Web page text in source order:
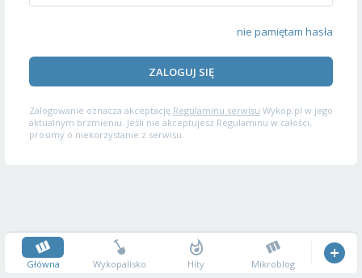
nie pamiętam hasła
ZALOGUJ SIĘ
Zalogowanie oznacza akceptację Regulaminu serwisu Wykop.pl w jego
aktualnym brzmieniu. Jeśli nie akceptujesz Regulaminu w całości,
prosimy o niekorzystanie z serwisu.
Główna Wykopalisko Hity Mikroblog